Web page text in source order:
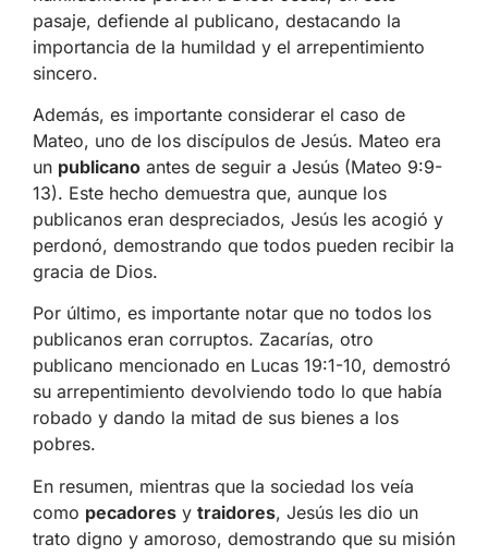
pasaje, defiende al publicano, destacando la
importancia de la humildad y el arrepentimiento
sincero.
Además, es importante considerar el caso de
Mateo, uno de los discípulos de Jesús. Mateo era
un publicano antes de seguir a Jesús (Mateo 9:9-
13). Este hecho demuestra que, aunque los
publicanos eran despreciados, Jesús les acogió y
perdonó, demostrando que todos pueden recibir la
gracia de Dios.
Por último, es importante notar que no todos los
publicanos eran corruptos. Zacarías, otro
publicano mencionado en Lucas 19:1-10, demostró
su arrepentimiento devolviendo todo lo que había
robado y dando la mitad de sus bienes a los
pobres.
En resumen, mientras que la sociedad los veía
como pecadores y traidores, Jesús les dio un
trato digno y amoroso, demostrando que su misión